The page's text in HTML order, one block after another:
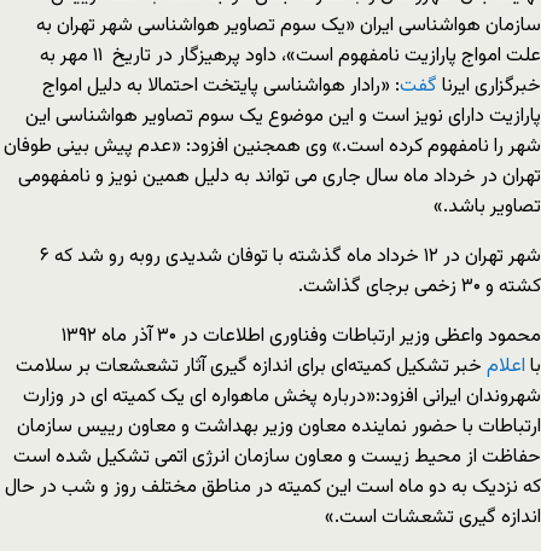
سازمان هواشناسی ایران «یک سوم تصاویر هواشناسی شهر تهران به
علت امواج پارازیت نامفهوم است»، داود پرهیزگار در تاریخ ۱۱ مهر به
خبرگزاری ایرنا گفت: «رادار هواشناسی پایتخت احتمالا به دلیل امواج
پارازیت دارای نویز است و این موضوع یک سوم تصاویر هواشناسی این
شهر را نامفهوم کرده است.» وی همجنین افزود: «عدم پیش بینی طوفان
تهران در خرداد ماه سال جاری می تواند به دلیل همین نویز و نامفهومی
تصاویر باشد.»
شهر تهران در ۱۲ خرداد ماه گذشته با توفان شدیدی روبه رو شد که ۶
کشته و ۳۰ زخمی برجای گذاشت.
محمود واعظی وزیر ارتباطات وفناوری اطلاعات در ۳۰ آذر ماه ۱۳۹۲
با اعلام خبر تشکیل کمیته‌ای برای اندازه گیری آثار تشعشعات بر سلامت
شهروندان ایرانی افزود:«درباره پخش ماهواره ای یک کمیته ای در وزارت
ارتباطات با حضور نماینده معاون وزیر بهداشت و معاون رییس سازمان
حفاظت از محیط زیست و معاون سازمان انرژی اتمی تشکیل شده است
که نزدیک به دو ماه است این کمیته در مناطق مختلف روز و شب در حال
اندازه گیری تشعشات است.»